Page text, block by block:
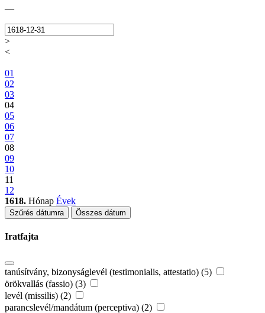
—
>
<
01
02
03
04
05
06
07
08
09
10
11
12
1618. Hónap Évek
Szűrés dátumra Összes dátum
Iratfajta
tanúsítvány, bizonyságlevél (testimonialis, attestatio) (5)
örökvallás (fassio) (3)
levél (missilis) (2)
parancslevél/mandátum (perceptiva) (2)